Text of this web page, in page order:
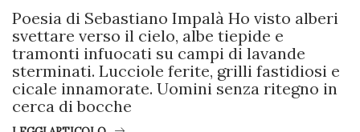
Poesia di Sebastiano Impalà Ho visto alberi
svettare verso il cielo, albe tiepide e
tramonti infuocati su campi di lavande
sterminati. Lucciole ferite, grilli fastidiosi e
cicale innamorate. Uomini senza ritegno in
cerca di bocche